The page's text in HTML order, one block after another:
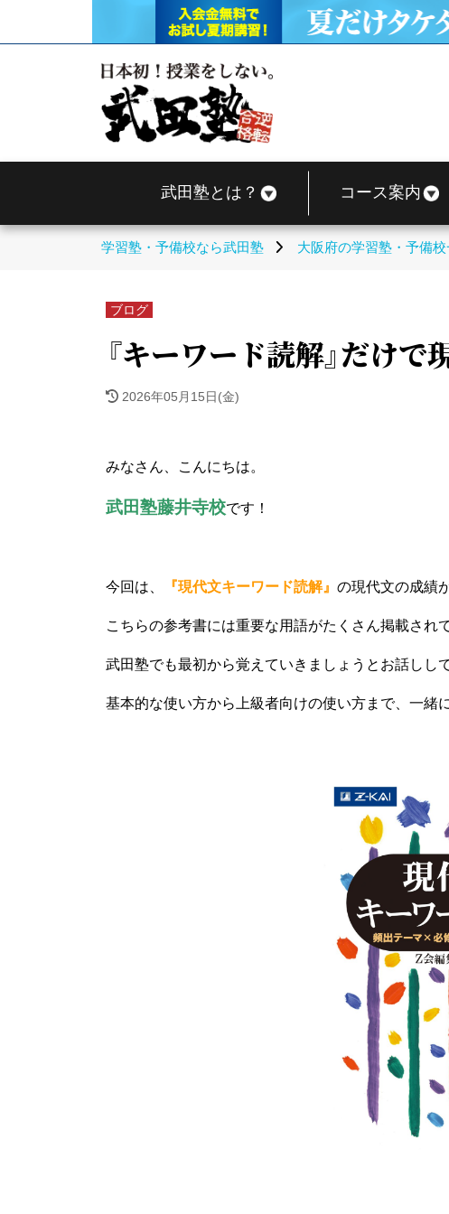
武田塾とは？ コース案内
学習塾・予備校なら武田塾 大阪府の学習塾・予備
ブログ
『キーワード読解』だけで
2026年05月15日(金)
みなさん、こんにちは。
武田塾藤井寺校です！
今回は、 『現代文キーワード読解』 の現代文の成績
こちらの参考書には重要な用語がたくさん掲載され
武田塾でも最初から覚えていきましょうとお話しし
基本的な使い方から上級者向けの使い方まで、一緒